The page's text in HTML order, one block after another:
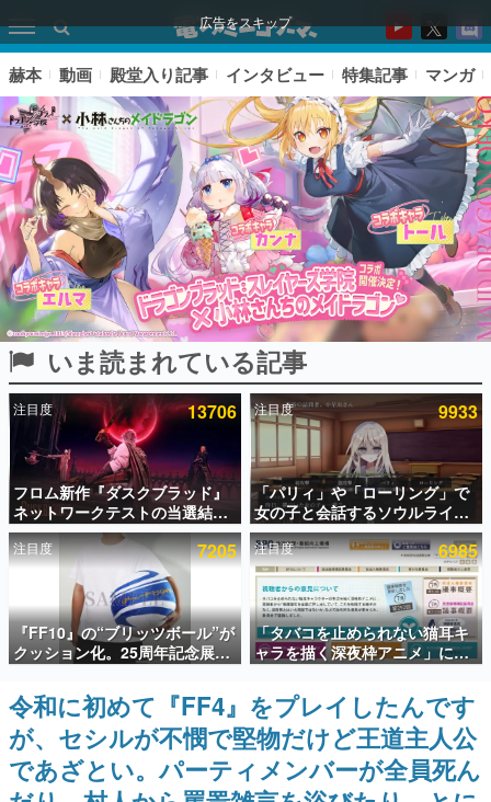
広告をスキップ
ピックアップ
電ファミのいま読まれている記事ランキング
アプリセール情報
インタビュー
連載・特集一覧
殿堂入り記事
SNS拡散数が数千以上！ ページビュー数万以上！ などな
ど。多くの人々に読まれた、電ファミ渾身の“殿堂入り”記
事をまとめました。
ゲームの企画書
名作ゲームクリエイターの方々に製作時のエピソードをお
聞きし、ヒットする企画（ゲーム）とは何か？を探ってい
きます。
赫本
赫本 動画 殿堂入り記事 インタビュー 特集記事 マンガ
いま読まれている記事
注目度 13706
フロム新作『ダスクブラッド』
ネットワークテストの当選結果
が8月7日22時に発表。応募サイ
トのマイページから確認可能、
テスト実施は8月21日～24日
注目度 9933
「パリィ」や「ローリング」で
女の子と会話するソウルライク
恋愛ゲーム『小早川さんはソウ
ルライク』無料公開。返事に失
敗すると「YOU DIED」
注目度 7205
『FF10』の“ブリッツボール”が
クッション化。25周年記念展
「FINAL FANTASY X
MUSEUM-幻光の記憶-」のグッ
ズ情報が一部公開
注目度 6985
「タバコを止められない猫耳キ
ャラを描く深夜枠アニメ」に視
聴者の一部から批判意見。違法
薬物の使用と思しき描写も含め
て、BPOが議論を交わす
令和に初めて『FF4』をプレイしたんです
が、セシルが不憫で堅物だけど王道主人公
であざとい。パーティメンバーが全員死ん